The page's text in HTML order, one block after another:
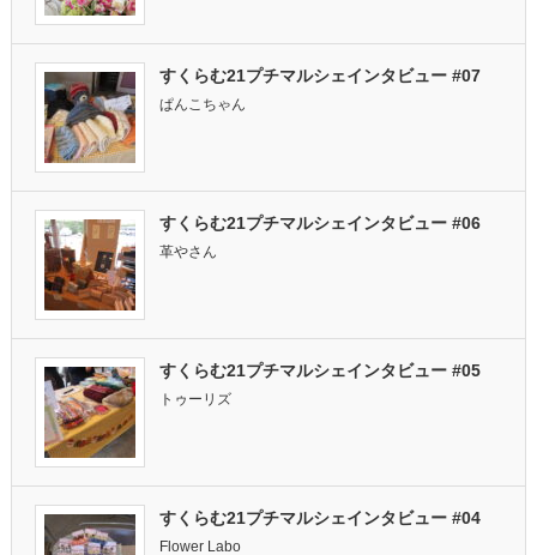
すくらむ21プチマルシェインタビュー #07
ぱんこちゃん
すくらむ21プチマルシェインタビュー #06
革やさん
すくらむ21プチマルシェインタビュー #05
トゥーリズ
すくらむ21プチマルシェインタビュー #04
Flower Labo